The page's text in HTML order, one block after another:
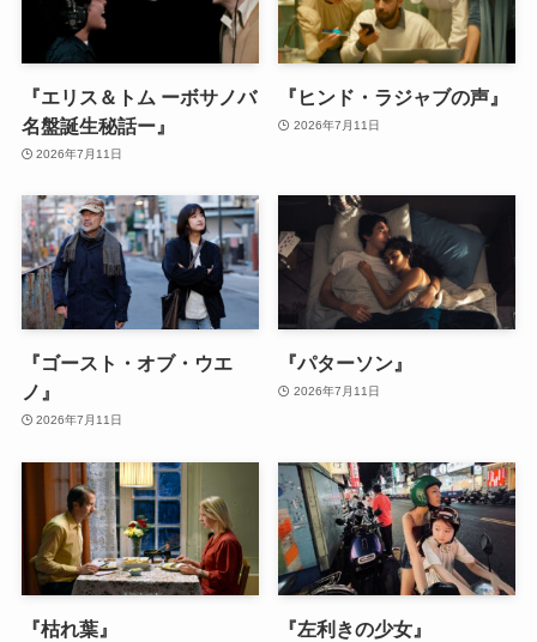
『エリス＆トム ーボサノバ
名盤誕生秘話ー』
2026年7月11日
『ヒンド・ラジャブの声』
2026年7月11日
『ゴースト・オブ・ウエ
ノ』
2026年7月11日
『パターソン』
2026年7月11日
『枯れ葉』 『左利きの少女』